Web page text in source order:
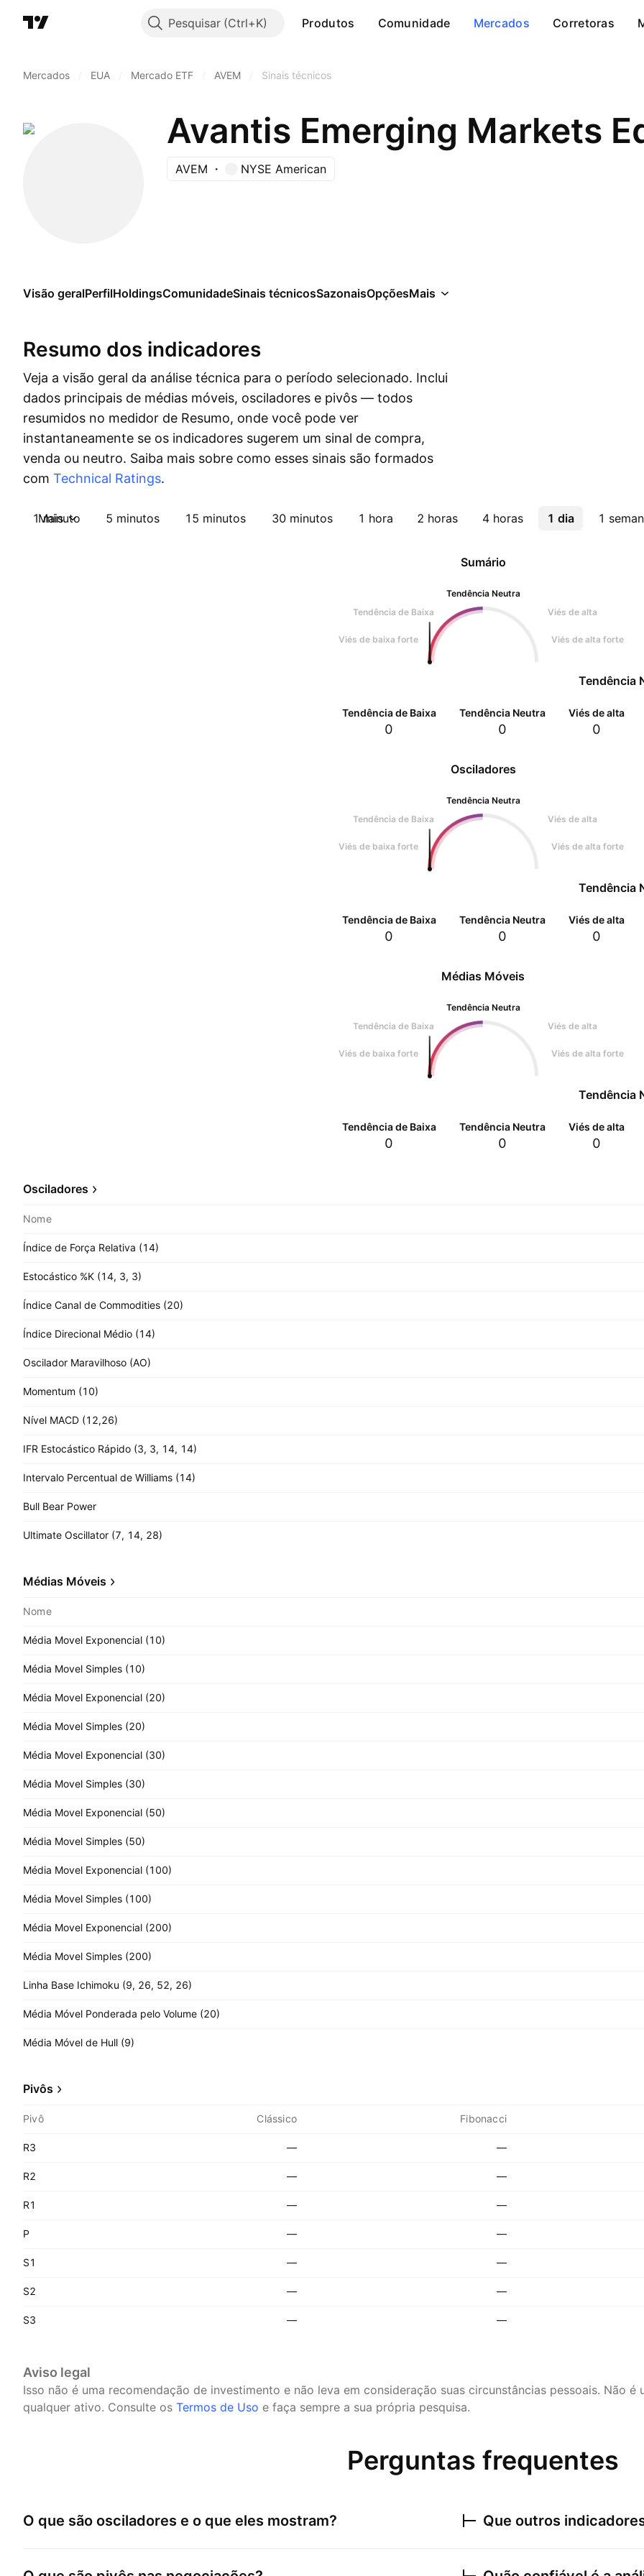
Pesquisar Produtos Comunidade Mercados Corretoras
Mercados EUA Mercado ETF AVEM Sinais técnicos
Avantis Emerging Markets
AVEM NYSE American
Visão geralPerfilHoldingsComunidadeSinais técnicosSazonaisOpçõesMais
Resumo dos indicadores
Veja a visão geral da análise técnica para o período selecionado. Inclui
dados principais de médias móveis, osciladores e pivôs — todos
resumidos no medidor de Resumo, onde você pode ver
instantaneamente se os indicadores sugerem um sinal de compra,
venda ou neutro. Saiba mais sobre como esses sinais são formados
com Technical Ratings.
1 minuto 5 minutos 15 minutos 30 minutos 1 hora 2 horas 4 horas 1 dia 1
Mais
Osciladores
Tendência Neutra
Tendência de Baixa
Viés de alta
Viés de baixa forte Viés de alta forte
Tendência
Tendência de Baixa
0
Tendência Neutra
0
Viés de alta
0
Sumário
Tendência Neutra
Tendência de Baixa
Viés de alta
Viés de baixa forte Viés de alta forte
Tendência
Tendência de Baixa
0
Tendência Neutra
0
Viés de alta
0
Médias Móveis
Tendência Neutra
Tendência de Baixa
Viés de alta
Viés de baixa forte Viés de alta forte
Tendência
Tendência de Baixa
0
Tendência Neutra
0
Viés de alta
0
Osciladores
Nome
Índice de Força Relativa (14)
Estocástico %K (14, 3, 3)
Índice Canal de Commodities (20)
Índice Direcional Médio (14)
Oscilador Maravilhoso (AO)
Momentum (10)
Nível MACD (12,26)
IFR Estocástico Rápido (3, 3, 14, 14)
Intervalo Percentual de Williams (14)
Bull Bear Power
Ultimate Oscillator (7, 14, 28)
Médias Móveis
Nome
Média Movel Exponencial (10)
Média Movel Simples (10)
Média Movel Exponencial (20)
Média Movel Simples (20)
Média Movel Exponencial (30)
Média Movel Simples (30)
Média Movel Exponencial (50)
Média Movel Simples (50)
Média Movel Exponencial (100)
Média Movel Simples (100)
Média Movel Exponencial (200)
Média Movel Simples (200)
Linha Base Ichimoku (9, 26, 52, 26)
Média Móvel Ponderada pelo Volume (20)
Média Móvel de Hull (9)
Pivôs
Pivô Clássico Fibonacci
R3 — —
R2 — —
R1 — —
P — —
S1 — —
S2 — —
S3 — —
Aviso legal
Isso não é uma recomendação de investimento e não leva em consideração suas circunstâncias pessoais. Não
qualquer ativo. Consulte os Termos de Uso e faça sempre a sua própria pesquisa.
Perguntas frequentes
O que são osciladores e o que eles mostram? Que outros